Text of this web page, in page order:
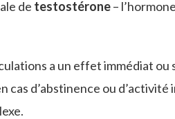
de testostérone–
a un effet immédiat ou
d’abstinence ou d’activité